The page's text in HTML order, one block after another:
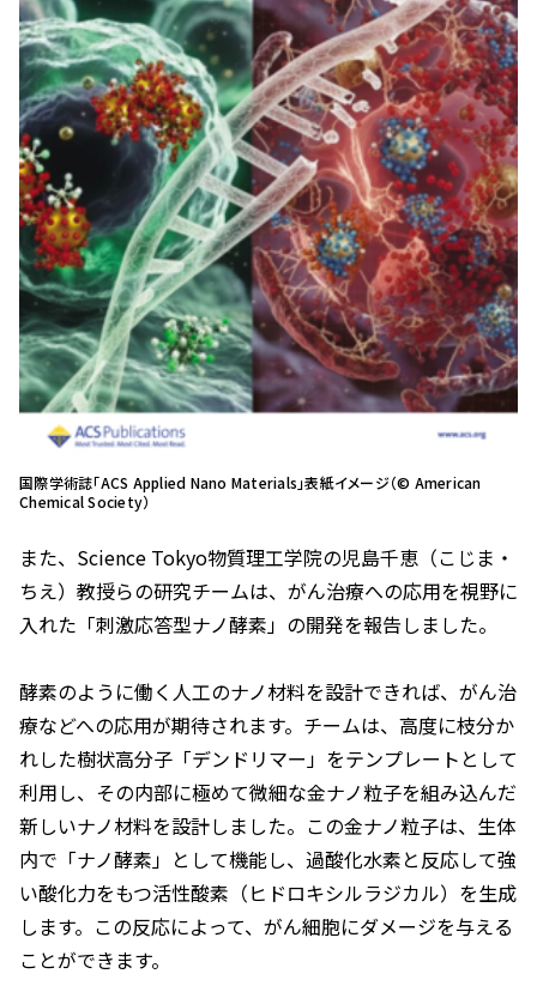
国際学術誌「ACS Applied Nano Materials」表紙イメージ（© American
Chemical Society）
また、Science Tokyo物質理工学院の児島千恵（こじま・
ちえ）教授らの研究チームは、がん治療への応用を視野に
入れた「刺激応答型ナノ酵素」の開発を報告しました。
酵素のように働く人工のナノ材料を設計できれば、がん治
療などへの応用が期待されます。チームは、高度に枝分か
れした樹状高分子「デンドリマー」をテンプレートとして
利用し、その内部に極めて微細な金ナノ粒子を組み込んだ
新しいナノ材料を設計しました。この金ナノ粒子は、生体
内で「ナノ酵素」として機能し、過酸化水素と反応して強
い酸化力をもつ活性酸素（ヒドロキシルラジカル）を生成
します。この反応によって、がん細胞にダメージを与える
ことができます。